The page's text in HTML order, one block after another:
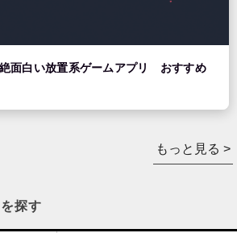
絶面白い放置系ゲームアプリ おすすめ
もっと見る >
探す